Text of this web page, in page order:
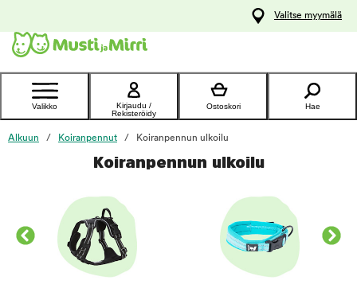
Ota yhteyttä
asiakaspalveluun
Valitse myymälä
Valikko
Kirjaudu /
Rekisteröidy
Ostoskori Hae
Alkuun Koiranpennut Koiranpennun ulkoilu
Koiranpennun ulkoilu